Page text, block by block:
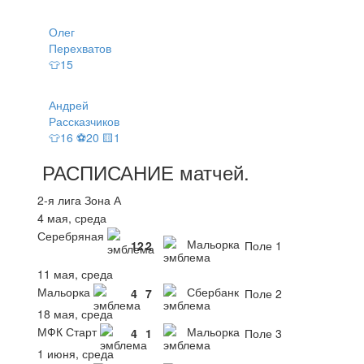
Олег
Перехватов
👕15
Андрей
Рассказчиков
👕16 ⚽20 🟨1
РАСПИСАНИЕ матчей.
2-я лига Зона А
4 мая, среда
Серебряная
122 Мальорка Поле 1
11 мая, среда
Мальорка
4 7 Сбербанк Поле 2
18 мая, среда
МФК Старт
4 1 Мальорка Поле 3
1 июня, среда